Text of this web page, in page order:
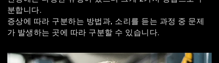
분합니다.
증상에 따라 구분하는 방법과, 소리를 듣는 과정 중 문제
가 발생하는 곳에 따라 구분할 수 있습니다.